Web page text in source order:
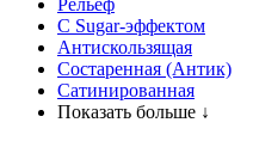
Рельеф
С Sugar-эффектом
Антискользящая
Состаренная (Антик)
Сатинированная
Показать больше ↓